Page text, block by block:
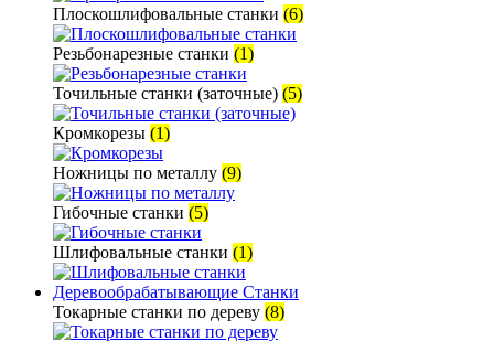
Плоскошлифовальные станки (6)
Резьбонарезные станки (1)
Точильные станки (заточные) (5)
Кромкорезы (1)
Ножницы по металлу (9)
Гибочные станки (5)
Шлифовальные станки (1)
Деревообрабатывающие Станки
Токарные станки по дереву (8)